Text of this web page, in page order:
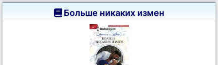
Больше никаких измен